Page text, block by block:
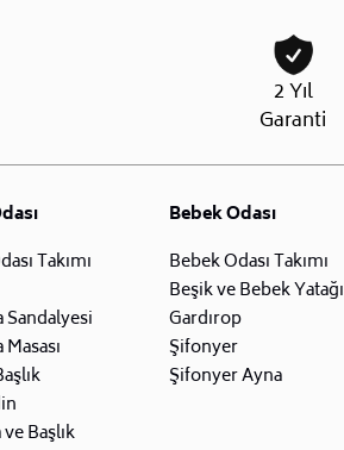
2 Yıl
Garanti
Takımı
Sandalyesi
Başlık
Bebek Odası
Bebek Odası Takımı
Beşik ve Bebek Yatağı
Gardırop
Şifonyer
Şifonyer Ayna